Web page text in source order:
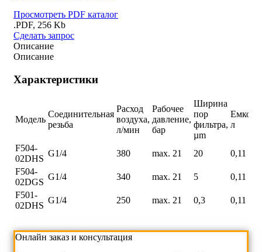
Просмотреть PDF каталог
.PDF, 256 Kb
Сделать запрос
Описание
Описание
Характеристики
Модель
Соединительная
резьба
Расход
воздуха,
л/мин
Рабочее
давление,
бар
Ширина
пор
фильтра,
µm
л
F504-
02DHS
G1/4 380 max. 21 20
0,11
F504-
02DGS
G1/4 340 max. 21 5
0,11
F501-
02DHS
G1/4 250 max. 21 0,3 0,11
Онлайн заказ и консультация